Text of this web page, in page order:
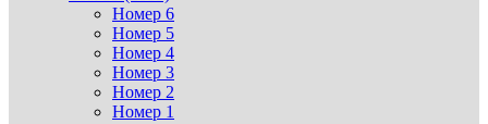
Номер 6
Номер 5
Номер 4
Номер 3
Номер 2
Номер 1